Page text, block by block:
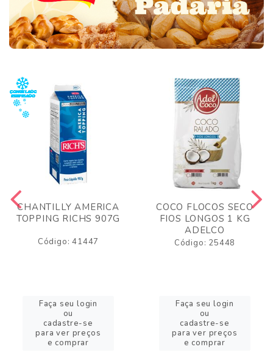
CHANTILLY AMERICA
TOPPING RICHS 907G
Código: 41447
Faça seu login
ou
cadastre-se
para ver preços
e comprar
COCO FLOCOS SECO
FIOS LONGOS 1 KG
ADELCO
Código: 25448
Faça seu login
ou
cadastre-se
para ver preços
e comprar